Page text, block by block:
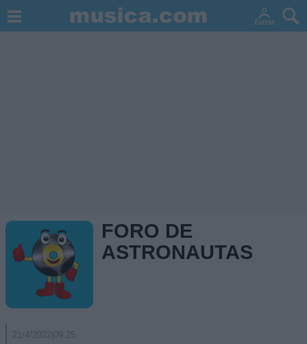
FORO DE
ASTRONAUTAS
21/4/2022|09:25